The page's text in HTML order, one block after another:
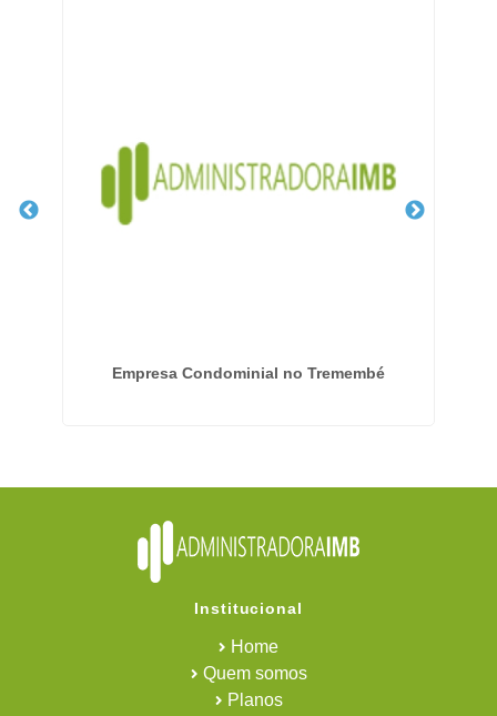
Empresa Condominial no Tremembé
Institucional
Home
Quem somos
Planos